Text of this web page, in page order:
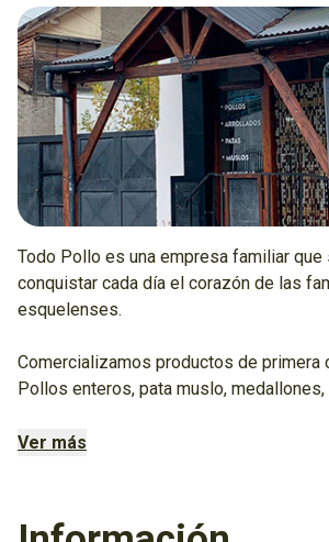
Todo Pollo es una empresa familiar que
conquistar cada día el corazón de las
esquelenses.
Comercializamos productos de primera
Pollos enteros, pata muslo,
productos de excelencia.
Ver más